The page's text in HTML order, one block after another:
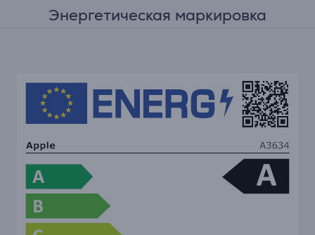
Энергетическая маркировка